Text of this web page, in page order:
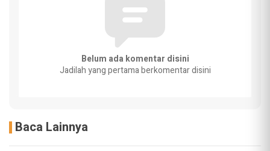
Belum ada komentar disini
Jadilah yang pertama berkomentar disini
Baca Lainnya